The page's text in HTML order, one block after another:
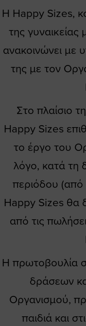
Η Happy Sizes,
της
ανακοινώνει με
της με τον
Στο πλαίσιο
Happy Sizes
το έργο του
λόγο, κατά τη
περιόδου (από
Happy Sizes θα
από τις
Η πρωτοβουλία
δράσεων
Οργανισμού,
παιδιά και